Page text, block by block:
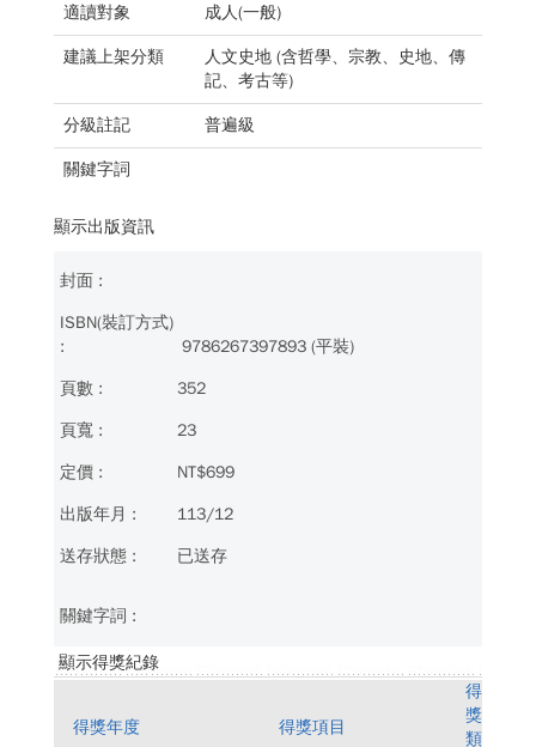
適讀對象 成人(一般)
建議上架分類
人文史地 (含哲學、宗教、史地、傳
記、考古等)
分級註記 普遍級
關鍵字詞
顯示出版資訊
9786267397893 (平裝)
352
23
NT$699
113/12
已送存
顯示得獎紀錄
得獎年度 得獎項目
得
獎
類